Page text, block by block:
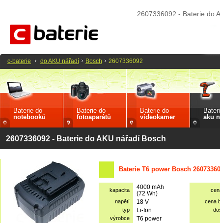
2607336092 - Baterie do
Baterie do
notebooků
Baterie do
fotoaparátů
Baterie do
videokamer
aku
2607336092 - Baterie do AKU nářadí Bosch
Baterie T6 power Bosch
kapacita
4000 mAh
(72 Wh)
napětí
18 V
cena
typ
Li-Ion
výrobce
T6 power
c-baterie do AKU nářadí Bosch 2607336092